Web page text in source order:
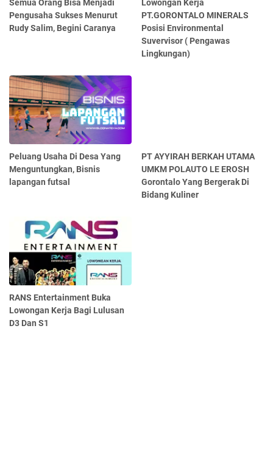
Semua Orang Bisa Menjadi
Pengusaha Sukses Menurut
Rudy Salim, Begini Caranya
Lowongan Kerja
PT.GORONTALO MINERALS
Posisi Environmental
Suvervisor ( Pengawas
Lingkungan)
Peluang Usaha Di Desa Yang
Menguntungkan, Bisnis
lapangan futsal
PT AYYIRAH BERKAH UTAMA
UMKM POLAUTO LE EROSH
Gorontalo Yang Bergerak Di
Bidang Kuliner
RANS Entertainment Buka
Lowongan Kerja Bagi Lulusan
D3 Dan S1